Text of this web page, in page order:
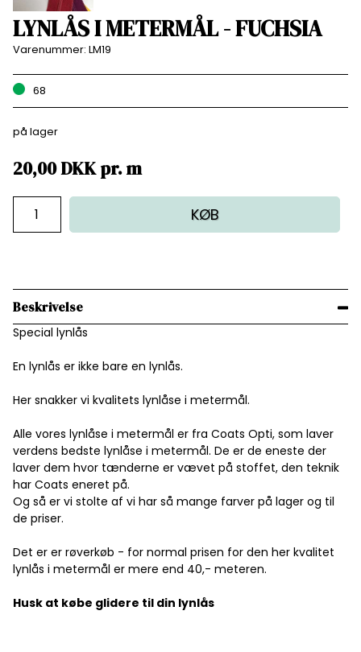
LYNLÅS I METERMÅL - FUCHSIA
Varenummer: LM19
68
på lager
20,00DKKpr.m
KØB
Beskrivelse
Special lynlås
En lynlås er ikke bare en lynlås.
Her snakker vi kvalitets lynlåse i metermål.
Alle vores lynlåse i metermål er fra Coats Opti, som laver
verdens bedste lynlåse i metermål. De er de eneste der
laver dem hvor tænderne er vævet på stoffet, den teknik
har Coats eneret på.
Og så er vi stolte af vi har så mange farver på lager og til
de priser.
Det er er røverkøb - for normal prisen for den her kvalitet
lynlås i metermål er mere end 40,- meteren.
Husk at købe glidere til din lynlås